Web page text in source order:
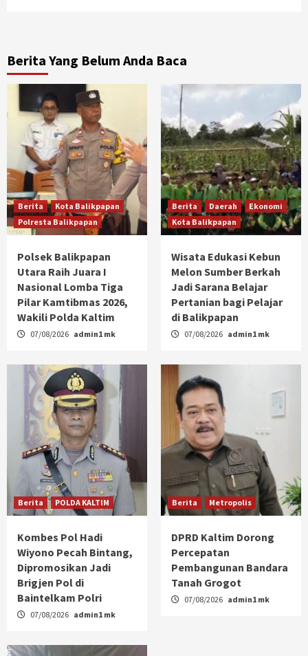
Berita Yang Belum Anda Baca
Berita
Kota Balikpapan
Polresta Balikpapan
Polsek Balikpapan
Utara Raih Juara I
Nasional Lomba Tiga
Pilar Kamtibmas 2026,
Wakili Polda Kaltim
07/08/2026 admin1 mk
Berita Daerah
Ekonomi
Kota Balikpapan
Wisata Edukasi Kebun
Melon Sumber Berkah
Jadi Sarana Belajar
Pertanian bagi Pelajar
di Balikpapan
07/08/2026 admin1 mk
Berita POLDA KALTIM
Kombes Pol Hadi
Wiyono Pecah Bintang,
Dipromosikan Jadi
Brigjen Pol di
Baintelkam Polri
07/08/2026 admin1 mk
Berita Metropolis
DPRD Kaltim Dorong
Percepatan
Pembangunan Bandara
Tanah Grogot
07/08/2026 admin1 mk